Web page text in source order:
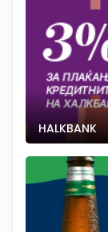
HALKBANK